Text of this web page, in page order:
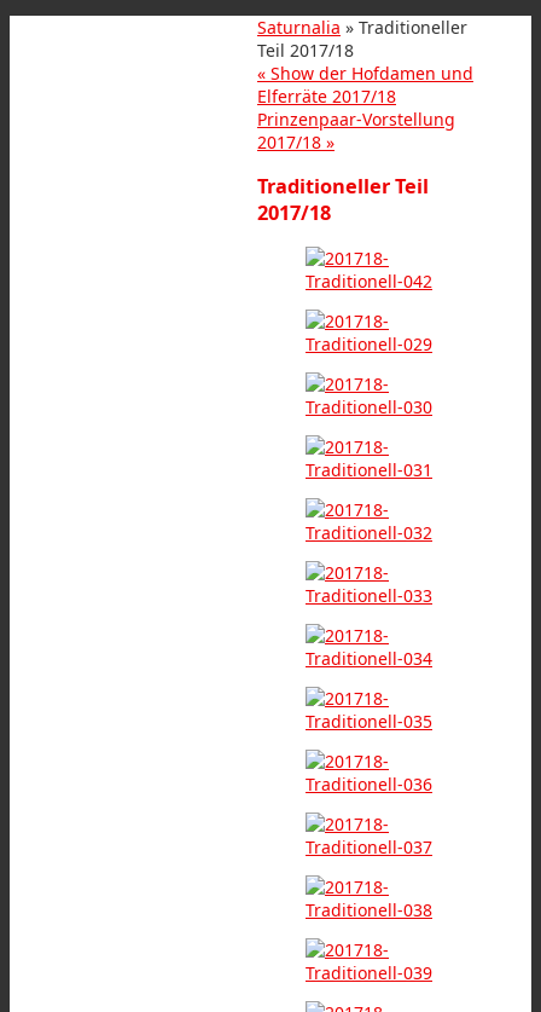
Saturnalia » Traditioneller
Teil 2017/18
« Show der Hofdamen und
Elferräte 2017/18
Prinzenpaar-Vorstellung
2017/18 »
Traditioneller Teil
2017/18